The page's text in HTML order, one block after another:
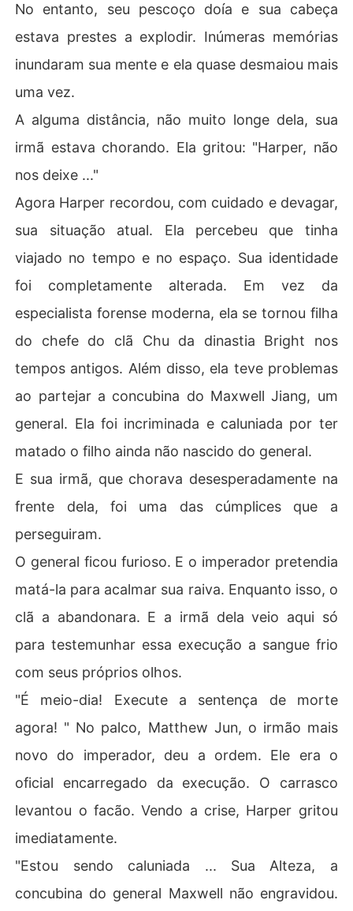
No entanto, seu pescoço doía e sua cabeça
estava prestes a explodir. Inúmeras memórias
inundaram sua mente e ela quase desmaiou mais
uma vez.
A alguma distância, não muito longe dela, sua
irmã estava chorando. Ela gritou: "Harper, não
nos deixe ..."
Agora Harper recordou, com cuidado e devagar,
sua situação atual. Ela percebeu que tinha
viajado no tempo e no espaço. Sua identidade
foi completamente alterada. Em vez da
especialista forense moderna, ela se tornou filha
do chefe do clã Chu da dinastia Bright nos
tempos antigos. Além disso, ela teve problemas
ao partejar a concubina do Maxwell Jiang, um
general. Ela foi incriminada e caluniada por ter
matado o filho ainda não nascido do general.
E sua irmã, que chorava desesperadamente na
frente dela, foi uma das cúmplices que a
perseguiram.
O general ficou furioso. E o imperador pretendia
matá-la para acalmar sua raiva. Enquanto isso, o
clã a abandonara. E a irmã dela veio aqui só
para testemunhar essa execução a sangue frio
com seus próprios olhos.
"É meio-dia! Execute a sentença de morte
agora! " No palco, Matthew Jun, o irmão mais
novo do imperador, deu a ordem. Ele era o
oficial encarregado da execução. O carrasco
levantou o facão. Vendo a crise, Harper gritou
imediatamente.
"Estou sendo caluniada ... Sua Alteza, a
concubina do general Maxwell não engravidou.